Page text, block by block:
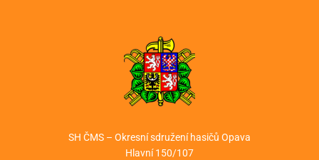
SH ČMS – Okresní sdružení hasičů Opava
Hlavní 150/107